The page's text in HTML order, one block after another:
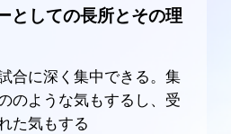
としての長所とその理
合に深く集中できる。集
のような気もするし、受
た気もする